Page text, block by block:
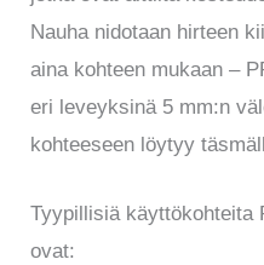
Nauha nidotaan hirteen
aina kohteen mukaan –
eri leveyksinä 5 mm:n
kohteeseen löytyy
Tyypillisiä käyttökohteita
ovat: